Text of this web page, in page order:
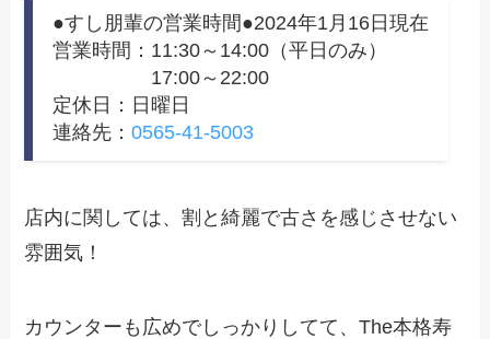
●すし朋輩の営業時間●2024年1月16日現在
営業時間：11:30～14:00（平日のみ）
17:00～22:00
定休日：日曜日
連絡先：0565-41-5003
店内に関しては、割と綺麗で古さを感じさせない
雰囲気！
カウンターも広めでしっかりしてて、The本格寿